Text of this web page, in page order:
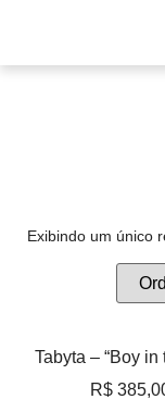
Exibindo um único
Tabyta – “Boy in
R$